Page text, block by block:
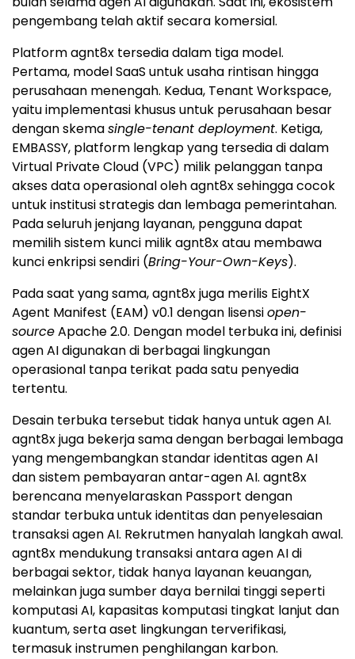
pengembang telah aktif secara komersial.
Platform agnt8x tersedia dalam tiga model.
Pertama, model SaaS untuk usaha rintisan hingga
perusahaan menengah. Kedua, Tenant Workspace,
yaitu implementasi khusus untuk perusahaan besar
dengan skemasingle-tenant deployment. Ketiga,
EMBASSY, platform lengkap yang tersedia di dalam
Virtual Private Cloud (VPC) milik pelanggan tanpa
akses data operasional oleh agnt8x sehingga cocok
untuk institusi strategis dan lembaga pemerintahan.
Pada seluruh jenjang layanan, pengguna dapat
memilih sistem kunci milik agnt8x atau membawa
kunci enkripsi sendiri (Bring-Your-Own-Keys).
Pada saat yang sama, agnt8x juga merilis EightX
Agent Manifest (EAM) v0.1 dengan lisensiopen-
sourceApache 2.0. Dengan model terbuka ini, definisi
agen AI digunakan di berbagai lingkungan
operasional tanpa terikat pada satu penyedia
tertentu.
Desain terbuka tersebut tidak hanya untuk agen AI.
agnt8x juga bekerja sama dengan berbagai lembaga
yang mengembangkan standar identitas agen AI
dan sistem pembayaran antar-agen AI. agnt8x
berencana menyelaraskan Passport dengan
standar terbuka untuk identitas dan penyelesaian
transaksi agen AI. Rekrutmen hanyalah langkah awal.
agnt8x mendukung transaksi antara agen AI di
berbagai sektor, tidak hanya layanan keuangan,
melainkan juga sumber daya bernilai tinggi seperti
komputasi AI, kapasitas komputasi tingkat lanjut dan
kuantum, serta aset lingkungan terverifikasi,
termasuk instrumen penghilangan karbon.